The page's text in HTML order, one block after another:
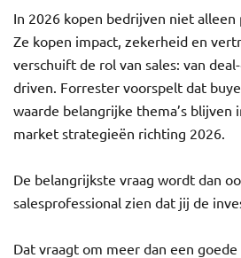
In 2026 kopen bedrijven niet
Ze kopen impact, zekerheid en
verschuift de rol van sales: van
driven. Forrester voorspelt dat
waarde belangrijke thema’s blijven
market strategieën richting 2026.
De belangrijkste vraag wordt dan
salesprofessional zien dat jij de
Dat vraagt om meer dan een